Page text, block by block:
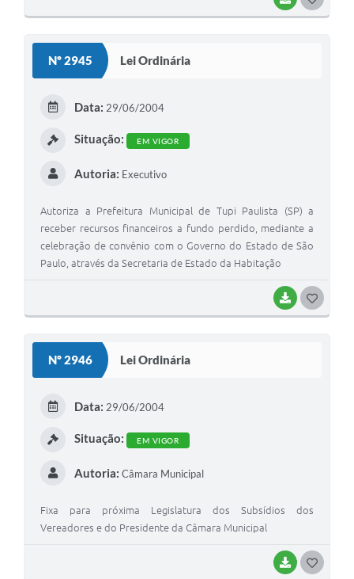
Nº 2945 Lei Ordinária
BAIXAR
Data: 29/06/2004
Situação: EM VIGOR
Autoria: Executivo
Autoriza a Prefeitura Municipal de Tupi Paulista (SP) a
receber recursos financeiros a fundo perdido, mediante a
celebração de convênio com o Governo do Estado de São
Paulo, através da Secretaria de Estado da Habitação
Nº 2946 Lei Ordinária
BAIXAR
Data: 29/06/2004
Situação: EM VIGOR
Autoria: Câmara Municipal
Fixa para próxima Legislatura dos Subsídios dos
Vereadores e do Presidente da Câmara Municipal